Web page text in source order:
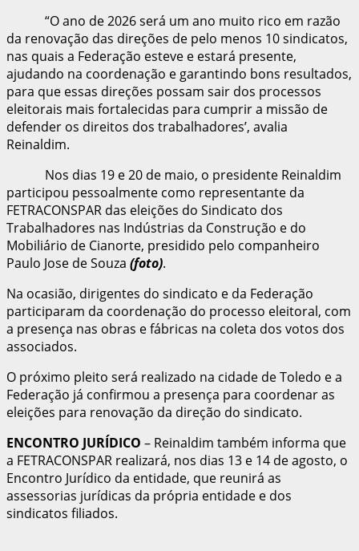
“O ano de 2026 será um ano muito rico em razão
da renovação das direções de pelo menos 10 sindicatos,
nas quais a Federação esteve e estará presente,
ajudando na coordenação e garantindo bons resultados,
para que essas direções possam sair dos processos
eleitorais mais fortalecidas para cumprir a missão de
defender os direitos dos trabalhadores’, avalia
Reinaldim.
Nos dias 19 e 20 de maio, o presidente Reinaldim
participou pessoalmente como representante da
FETRACONSPAR das eleições do Sindicato dos
Trabalhadores nas Indústrias da Construção e do
Mobiliário de Cianorte, presidido pelo companheiro
Paulo Jose de Souza (foto).
Na ocasião, dirigentes do sindicato e da Federação
participaram da coordenação do processo eleitoral, com
a presença nas obras e fábricas na coleta dos votos dos
associados.
O próximo pleito será realizado na cidade de Toledo e a
Federação já confirmou a presença para coordenar as
eleições para renovação da direção do sindicato.
ENCONTRO JURÍDICO – Reinaldim também informa que
a FETRACONSPAR realizará, nos dias 13 e 14 de agosto, o
Encontro Jurídico da entidade, que reunirá as
assessorias jurídicas da própria entidade e dos
sindicatos filiados.